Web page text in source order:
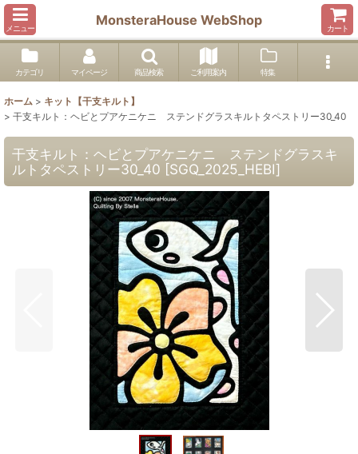
メニュー
MonsteraHouse WebShop
カート
カテゴリ マイページ 商品検索 ご利用案内 特集
ホーム > キット【干支キルト】
> 干支キルト：ヘビとプアケニケニ ステンドグラスキルトタペストリー30_40
干支キルト：ヘビとプアケニケニ ステンドグラスキ
ルトタペストリー30_40 [SGQ_2025_HEBI]